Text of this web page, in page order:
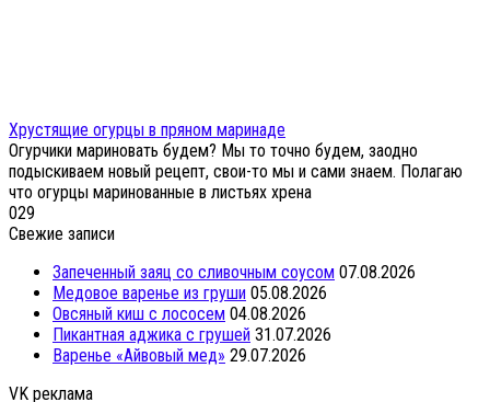
Хрустящие огурцы в пряном маринаде
Огурчики мариновать будем? Мы то точно будем, заодно
подыскиваем новый рецепт, свои-то мы и сами знаем. Полагаю
что огурцы маринованные в листьях хрена
029
Свежие записи
Запеченный заяц со сливочным соусом 07.08.2026
Медовое варенье из груши 05.08.2026
Овсяный киш с лососем 04.08.2026
Пикантная аджика с грушей 31.07.2026
Варенье «Айвовый мед» 29.07.2026
VK реклама